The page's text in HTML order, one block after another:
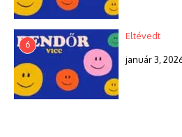
6
Eltévedt
január 3,